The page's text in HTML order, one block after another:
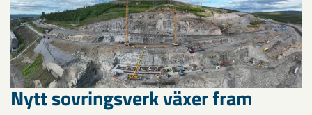
Nytt sovringsverk växer fram